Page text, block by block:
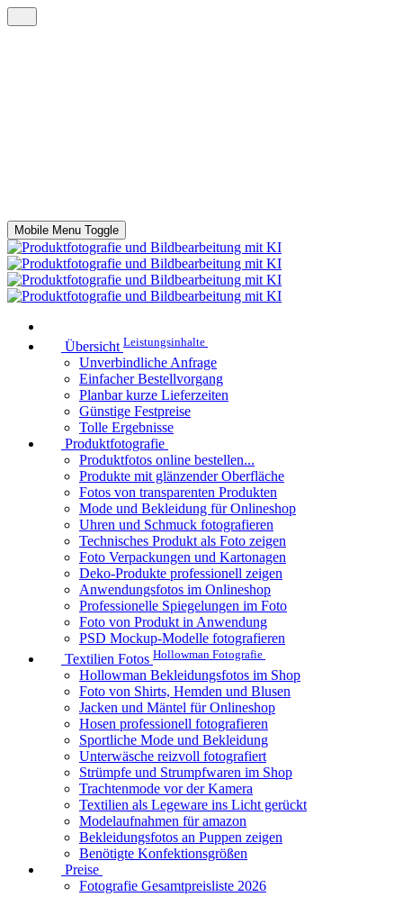
Mobile Menu Toggle
Übersicht Leistungsinhalte
Unverbindliche Anfrage
Einfacher Bestellvorgang
Planbar kurze Lieferzeiten
Günstige Festpreise
Tolle Ergebnisse
Produktfotografie
Produktfotos online bestellen...
Produkte mit glänzender Oberfläche
Fotos von transparenten Produkten
Mode und Bekleidung für Onlineshop
Uhren und Schmuck fotografieren
Technisches Produkt als Foto zeigen
Foto Verpackungen und Kartonagen
Deko-Produkte professionell zeigen
Anwendungsfotos im Onlineshop
Professionelle Spiegelungen im Foto
Foto von Produkt in Anwendung
PSD Mockup-Modelle fotografieren
Textilien Fotos Hollowman Fotografie
Hollowman Bekleidungsfotos im Shop
Foto von Shirts, Hemden und Blusen
Jacken und Mäntel für Onlineshop
Hosen professionell fotografieren
Sportliche Mode und Bekleidung
Unterwäsche reizvoll fotografiert
Strümpfe und Strumpfwaren im Shop
Trachtenmode vor der Kamera
Textilien als Legeware ins Licht gerückt
Modelaufnahmen für amazon
Bekleidungsfotos an Puppen zeigen
Benötigte Konfektionsgrößen
Preise
Fotografie Gesamtpreisliste 2026